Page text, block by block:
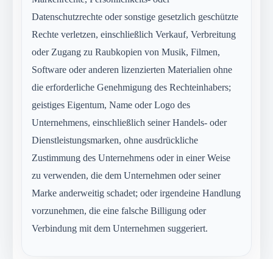
Datenschutzrechte oder sonstige gesetzlich geschützte
Rechte verletzen, einschließlich Verkauf, Verbreitung
oder Zugang zu Raubkopien von Musik, Filmen,
Software oder anderen lizenzierten Materialien ohne
die erforderliche Genehmigung des Rechteinhabers;
geistiges Eigentum, Name oder Logo des
Unternehmens, einschließlich seiner Handels- oder
Dienstleistungsmarken, ohne ausdrückliche
Zustimmung des Unternehmens oder in einer Weise
zu verwenden, die dem Unternehmen oder seiner
Marke anderweitig schadet; oder irgendeine Handlung
vorzunehmen, die eine falsche Billigung oder
Verbindung mit dem Unternehmen suggeriert.